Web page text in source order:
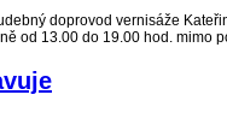
doprovod vernisáže
od 13.00 do 19.00 hod. mimo